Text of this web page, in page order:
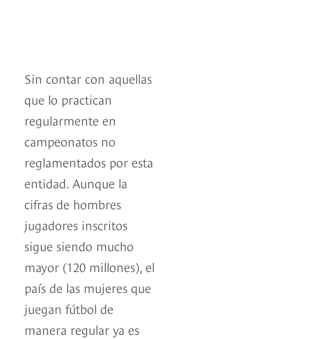
Sin contar con aquellas
que lo practican
regularmente en
campeonatos no
reglamentados por esta
entidad. Aunque la
cifras de hombres
jugadores inscritos
sigue siendo mucho
mayor (120 millones), el
país de las mujeres que
juegan fútbol de
manera regular ya es